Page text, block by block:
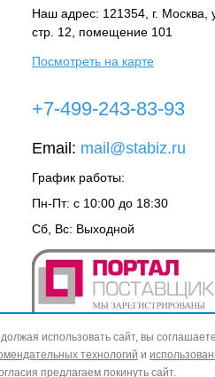
Наш адрес: 121354, г. Москва ,
стр. 12, помещение 101
Посмотреть на карте
+7-499-243-83-93
Email: mail@stabiz.ru
График работы:
Пн-Пт: с 10:00 до 18:30
Сб, Вс: Выходной
использовать сайт, вы
технологий и
предлагаем покинуть сайт.